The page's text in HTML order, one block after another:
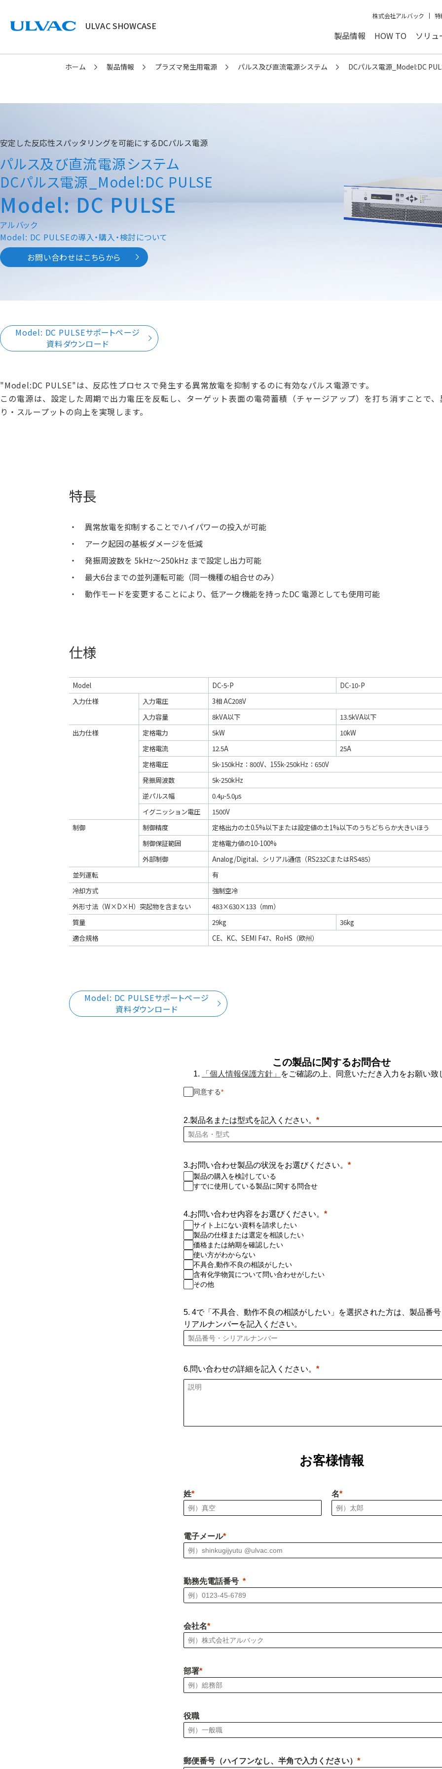
ULVAC SHOWCASE
株式会社アルバック 特
製品情報 HOW TO ソリ
ホーム 製品情報 プラズマ発生用電源 パルス及び直流電源システム DCパルス電源_Model:DC
安定した反応性スパッタリングを可能にするDCパルス電源
パルス及び直流電源システム
DCパルス電源_Model:DC PULSE
Model: DC PULSE
アルバック
Model: DC PULSEの導入・購入・検討について
お問い合わせはこちらから
Model: DC PULSEサポートページ
資料ダウンロード
"Model:DC PULSE"は、反応性プロセスで発生する異常放電を抑制するのに有効なパルス電源です。
この電源は、設定した周期で出力電圧を反転し、ターゲット表面の電荷蓄積（チャージアップ）を打ち消すことで
り・スループットの向上を実現します。
特長
異常放電を抑制することでハイパワーの投入が可能
アーク起因の基板ダメージを低減
発振周波数を 5kHz〜250kHz まで設定し出力可能
最大6台までの並列運転可能（同一機種の組合せのみ）
動作モードを変更することにより、低アーク機能を持ったDC 電源としても使用可能
仕様
Model DC-5-P
DC-10-P
入力仕様
入力電圧
3相 AC208V
入力容量
8kVA以下
13.5kVA以下
出力仕様
定格電力 5kW
10kW
定格電流
12.5A
25A
定格電圧
5k-150kHz：800V、155k-250kHz：650V
発振周波数
5k-250kHz
逆パルス幅
0.4μ-5.0μs
イグニッション電圧
1500V
制御
制御精度
定格出力の±0.5%以下または設定値の±1%以下のうちどちらか大きいほう
制御保証範囲
定格電力値の10-100%
外部制御
Analog/Digital、シリアル通信（RS232CまたはRS485）
並列運転
有
冷却方式
強制空冷
外形寸法（W×D×H）突起物を含まない
483×630×133（mm）
質量
29kg
36kg
適合規格
CE、KC、SEMI F47、RoHS（欧州）
Model: DC PULSEサポートページ
資料ダウンロード
この製品に関するお問合せ
1. 「個人情報保護方針」 をご確認の上、同意いただき入力をお願い致
同意する
2.製品名または型式を記入ください。
3.お問い合わせ製品の状況をお選びください。
製品の購入を検討している
すでに使用している製品に関する問合せ
4.お問い合わせ内容をお選びください。
サイト上にない資料を請求したい
製品の仕様または選定を相談したい
価格または納期を確認したい
使い方がわからない
不具合,動作不良の相談がしたい
含有化学物質について問い合わせがしたい
その他
5. 4で「不具合、動作不良の相談がしたい」を選択された方は、製品番
リアルナンバーを記入ください。
6.問い合わせの詳細を記入ください。
お客様情報
姓 名
電子メール
勤務先電話番号
会社名
部署
役職
郵便番号（ハイフンなし、半角で入力ください）